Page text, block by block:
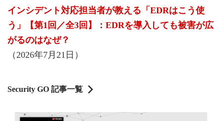
インシデント対応担当者が教える「EDRはこう使
う」【第1回／全3回】：EDRを導入しても被害が広
がるのはなぜ？
（2026年7月21日）
Security GO 記事一覧